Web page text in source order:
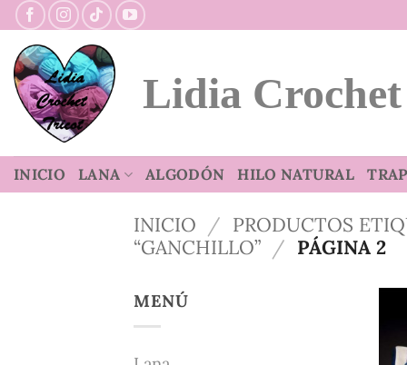
Saltar
contenido
Lidia
INICIO LANA ALGODÓN HILO NATURAL
INICIO / PRODUCTOS
“GANCHILLO” / PÁGINA 2
MENÚ